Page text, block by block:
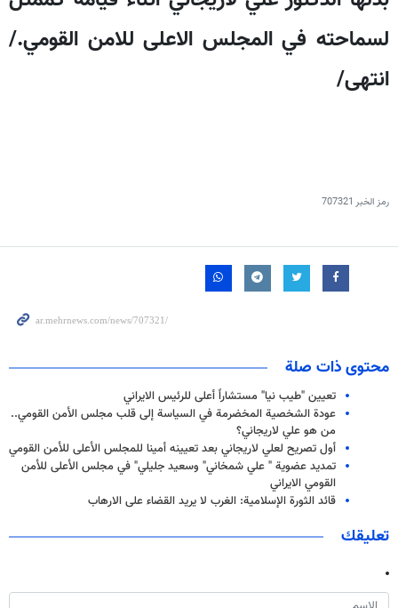
لسماحته في المجلس الاعلى للامن القومي./
انتهى/
رمز الخبر 707321
محتوى ذات صلة
تعيين "طيب نيا" مستشاراً أعلى للرئيس الايراني
عودة الشخصية المخضرمة في السياسة إلى قلب مجلس الأمن القومي..
من هو علي لاريجاني؟
أول تصریح لعلي لاریجاني بعد تعیینه أمینا للمجلس الأعلى للأمن القومي
تمديد عضوية " علي شمخاني" وسعيد جليلي" في مجلس الأعلى للأمن
القومي الايراني
قائد الثورة الإسلامية: الغرب لا يريد القضاء على الارهاب
تعليقك